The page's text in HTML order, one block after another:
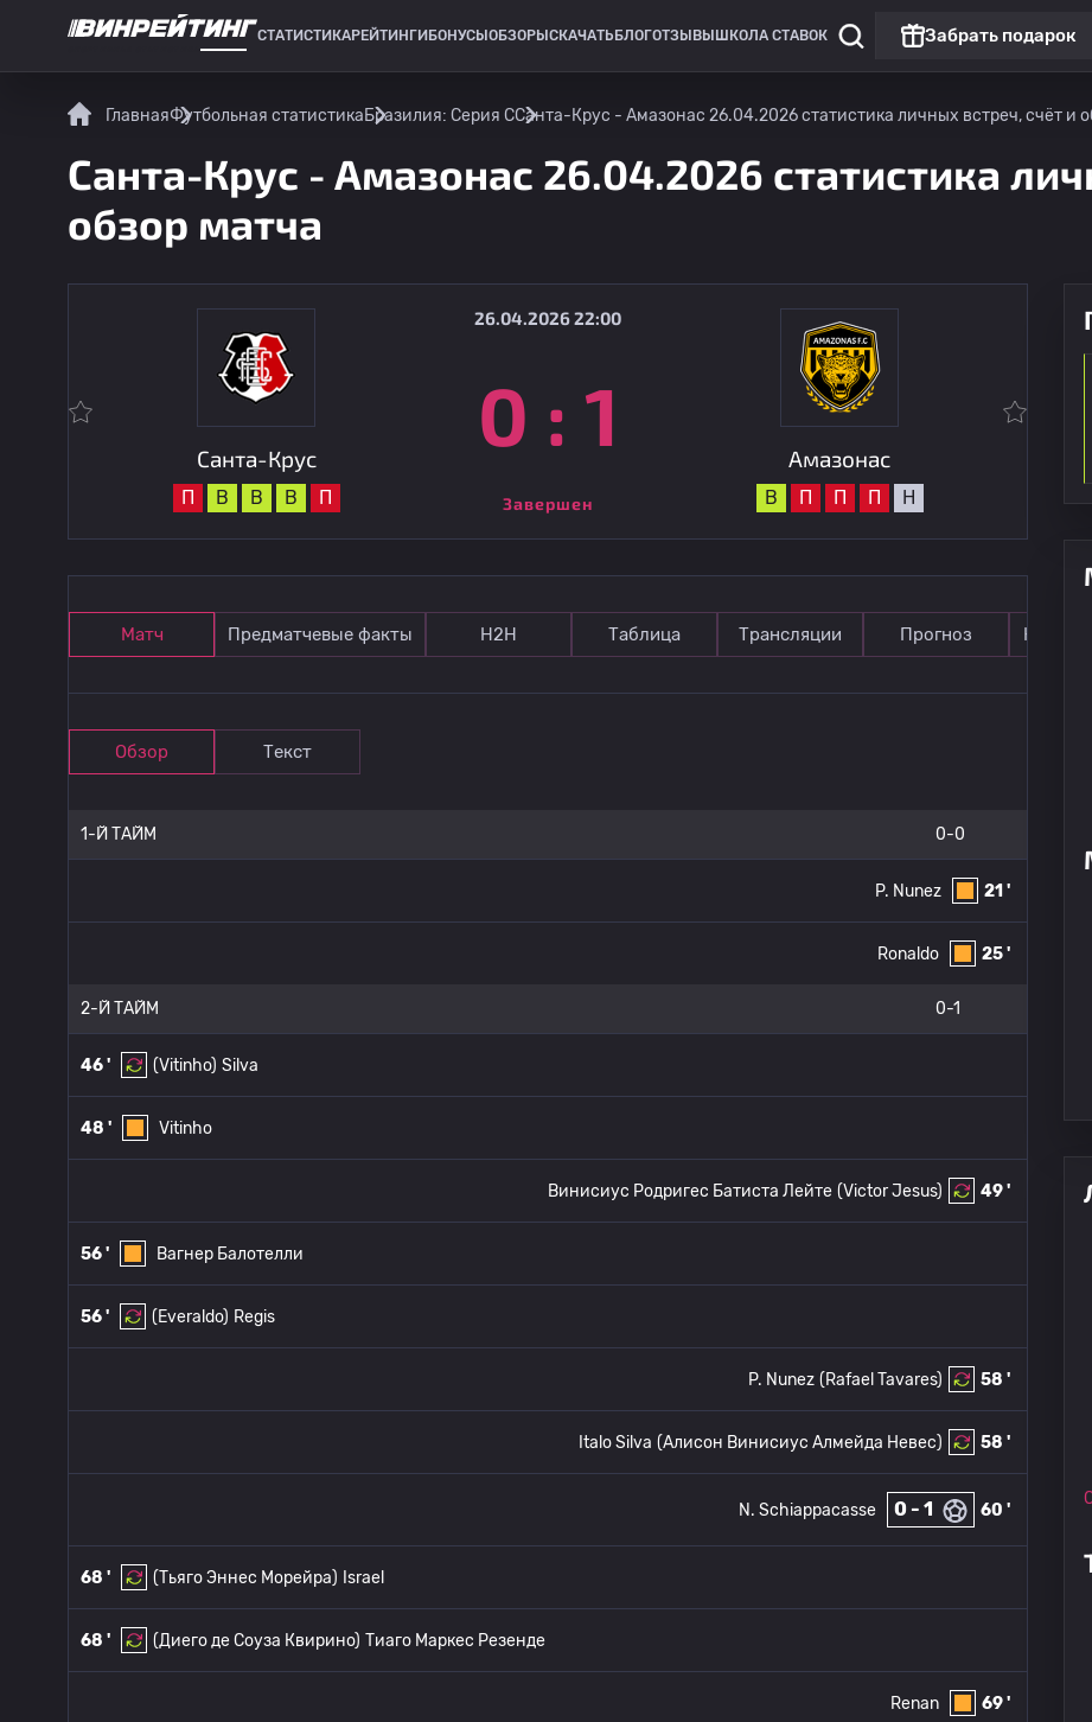
СТАТИСТИКАРЕЙТИНГИ БОНУСЫ ОБЗОРЫ СКАЧАТЬ БЛОГОТЗЫВЫ ШКОЛА СТАВОК Забрать подарок
ГлавнаяФутбольная статистикаБразилия: Серия CСанта-Крус - Амазонас 26.04.2026 статистика личных встреч, счёт и
Санта-Крус - Амазонас 26.04.2026 статистика
обзор матча
Санта-Крус
П В В В П
26.04.2026 22:00
0 : 1
Завершен
Амазонас
В П П П Н
Матч Предматчевые факты Н2Н Таблица Трансляции Прогноз
Обзор Текст
1-Й ТАЙМ 0-0
21 '
P. Nunez
25 '
Ronaldo
2-Й ТАЙМ 0-1
46 ' (Vitinho) Silva
48 ' Vitinho
49 '
(Victor Jesus)
Винисиус Родригес Батиста Лейте
56 ' Вагнер Балотелли
56 ' (Everaldo) Regis
58 '
(Rafael Tavares)
P. Nunez
58 '
(Алисон Винисиус Алмейда Невес)
Italo Silva
60 '
0 - 1
N. Schiappacasse
68 ' (Тьяго Эннес Морейра) Israel
68 ' (Диего де Соуза Квирино) Тиаго Маркес Резенде
69 '
Renan
Бразилия: Серия C
ФК "Маринга
Амазонас
09.08